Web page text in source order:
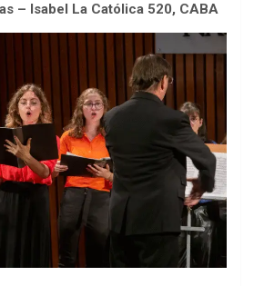
– Isabel La Católica 520, CABA